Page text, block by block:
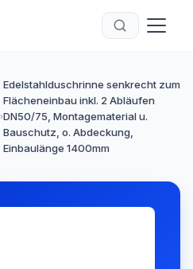
›
Edelstahlduschrinne senkrecht zum
Flächeneinbau inkl. 2 Abläufen
DN50/75, Montagematerial u.
Bauschutz, o. Abdeckung,
Einbaulänge 1400mm